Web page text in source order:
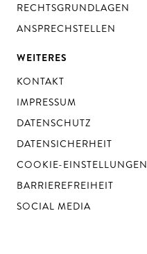
RECHTSGRUNDLAGEN
ANSPRECHSTELLEN
WEITERES
KONTAKT
IMPRESSUM
DATENSCHUTZ
DATENSICHERHEIT
COOKIE-EINSTELLUNGEN
BARRIEREFREIHEIT
SOCIAL MEDIA